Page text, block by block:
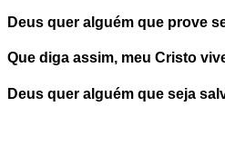
Deus quer alguém que prove
Que diga assim, meu Cristo
Deus quer alguém que seja